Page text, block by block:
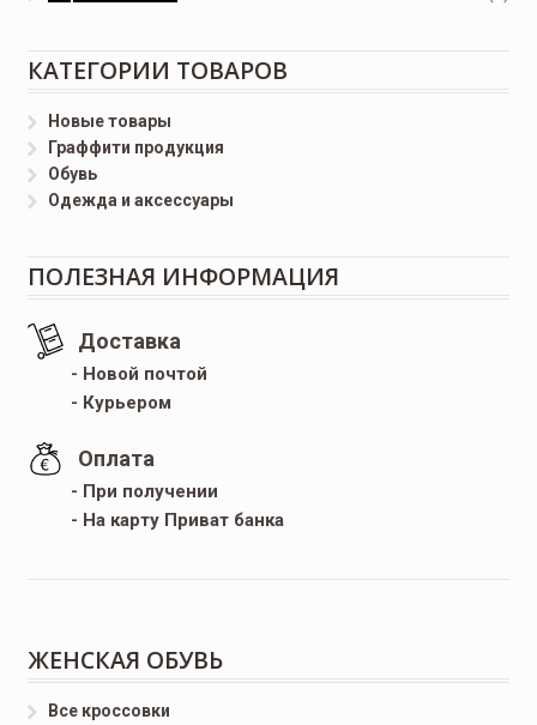
КАТЕГОРИИ ТОВАРОВ
Новые товары
Граффити продукция
Обувь
Одежда и аксессуары
ПОЛЕЗНАЯ ИНФОРМАЦИЯ
Доставка
- Новой почтой
- Курьером
Оплата
- При получении
- На карту Приват банка
ЖЕНСКАЯ ОБУВЬ
Все кроссовки